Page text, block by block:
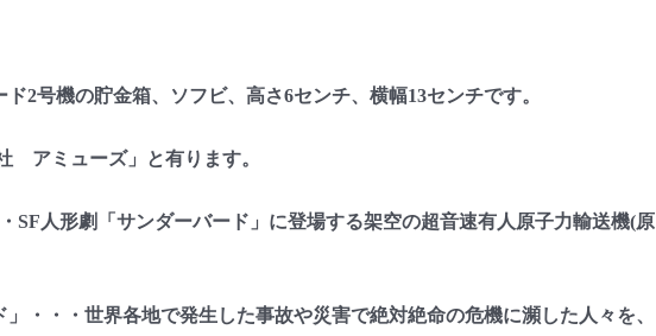
2号機の貯金箱、ソフビ、高さ6センチ、横幅13センチです。
ミューズ」と有ります。
SF人形劇「サンダーバード」に登場する架空の超音速有人原子力輸送機(原
・・・世界各地で発生した事故や災害で絶対絶命の危機に瀕した人々を、